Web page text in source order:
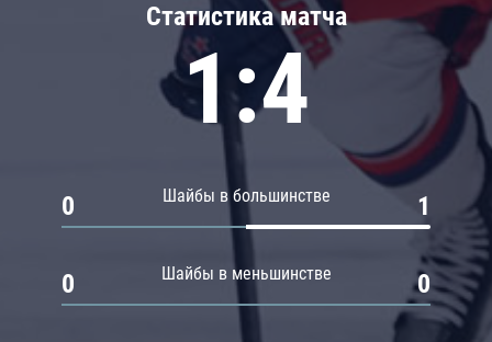
Статистика матча
1:4
Шайбы в большинстве
0 1
Шайбы в меньшинстве
0 0